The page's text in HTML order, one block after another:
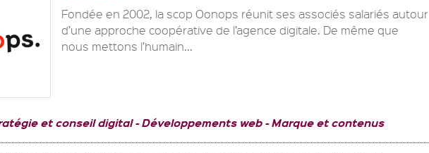
Fondée en 2002, la scop Oonops réunit ses associés salariés autour
d’une approche coopérative de l’agence digitale. De même que
nous mettons l’humain...
et conseil digital Développements web Marque et contenus